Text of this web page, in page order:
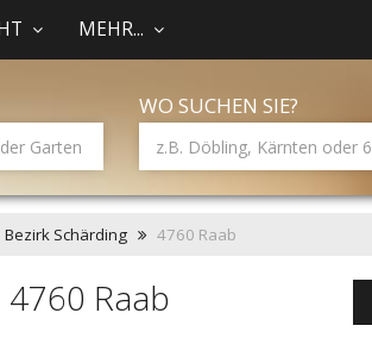
MEHR...
WO SUCHEN SIE?
Bezirk Schärding 4760 Raab
Raab